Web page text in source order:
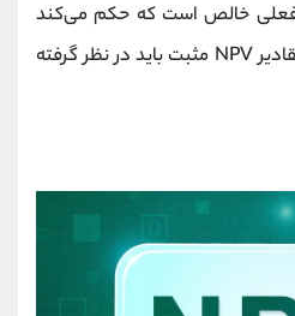
فعلی خالص است که حکم می‌کند
فقط سرمایه‌گذاری‌هایی با مقادیر NPV مثبت باید در نظر گرفته